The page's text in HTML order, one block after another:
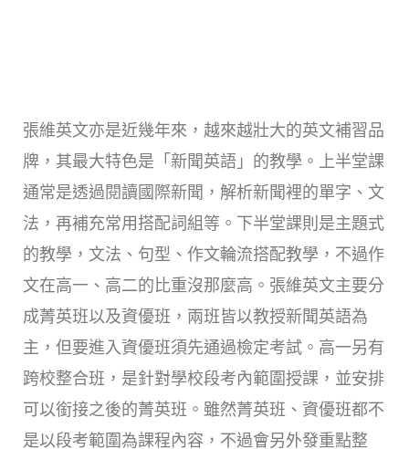
張維英文亦是近幾年來，越來越壯大的英文補習品
牌，其最大特色是「新聞英語」的教學。上半堂課
通常是透過閱讀國際新聞，解析新聞裡的單字、文
法，再補充常用搭配詞組等。下半堂課則是主題式
的教學，文法、句型、作文輪流搭配教學，不過作
文在高一、高二的比重沒那麼高。張維英文主要分
成菁英班以及資優班，兩班皆以教授新聞英語為
主，但要進入資優班須先通過檢定考試。高一另有
跨校整合班，是針對學校段考內範圍授課，並安排
可以銜接之後的菁英班。雖然菁英班、資優班都不
是以段考範圍為課程內容，不過會另外發重點整